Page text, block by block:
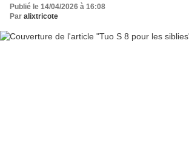
Publié le 14/04/2026 à 16:08
Par alixtricote